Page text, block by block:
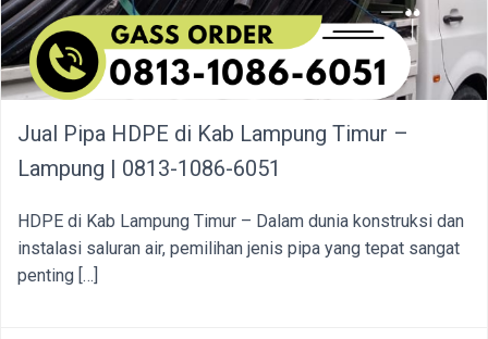
Jual Pipa HDPE di Kab Lampung Timur –
Lampung | 0813-1086-6051
HDPE di Kab Lampung Timur – Dalam dunia konstruksi dan
instalasi saluran air, pemilihan jenis pipa yang tepat sangat
penting […]